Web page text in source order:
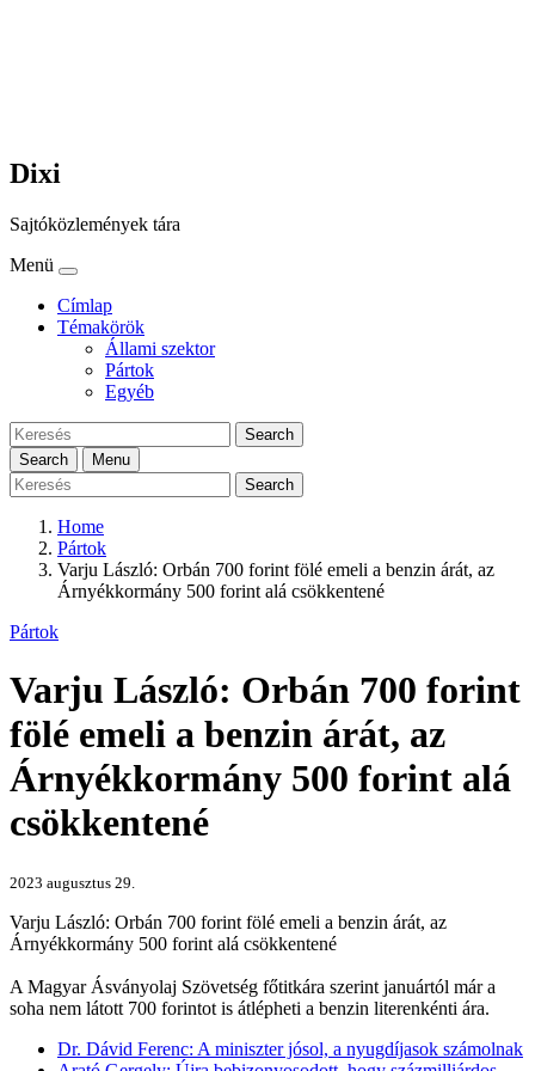
Dixi
Sajtóközlemények tára
Menü
Címlap
Témakörök
Állami szektor
Pártok
Egyéb
Search
Search
Menu
Search
Home
Pártok
Varju László: Orbán 700 forint fölé emeli a benzin árát, az
Árnyékkormány 500 forint alá csökkentené
Pártok
Varju László: Orbán 700 forint
fölé emeli a benzin árát, az
Árnyékkormány 500 forint alá
csökkentené
2023 augusztus 29.
Varju László: Orbán 700 forint fölé emeli a benzin árát, az
Árnyékkormány 500 forint alá csökkentené
A Magyar Ásványolaj Szövetség főtitkára szerint januártól már a
soha nem látott 700 forintot is átlépheti a benzin literenkénti ára.
Dr. Dávid Ferenc: A miniszter jósol, a nyugdíjasok számolnak